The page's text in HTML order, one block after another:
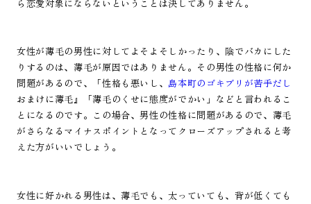
ら恋愛対象にならないということは決してありません。
女性が薄毛の男性に対してよそよそしかったり、陰でバカにした
りするのは、薄毛が原因ではありません。その男性の性格に何か
問題があるので、「性格も悪いし、 島本町のゴキブリが苦手だし
おまけに薄毛』「薄毛のくせに態度がでかい」などと言われるこ
とになるのです。この場合、男性の性格に問題があるので、薄毛
がさらなるマイナスポイントとなってクローズアップされると考
えた方がいいでしょう。
女性に好かれる男性は、薄毛でも、太っていても、背が低くても